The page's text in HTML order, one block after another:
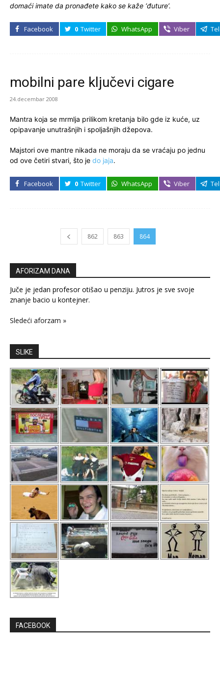
domaći imate da pronađete kako se kaže ‘đuture’.
Facebook 0 Twitter WhatsApp Viber
mobilni pare ključevi cigare
24.decembar 2008
Mantra koja se mrmlja prilikom kretanja bilo gde iz kuće, uz
opipavanje unutrašnjih i spoljašnjih džepova.
Majstori ove mantre nikada ne moraju da se vraćaju po jednu
od ove četiri stvari, što je do jaja.
Facebook 0 Twitter WhatsApp Viber
862 863 864
AFORIZAM DANA
Juče je jedan profesor otišao u penziju. Jutros je sve svoje
znanje bacio u kontejner.
Sledeći aforzam »
SLIKE
FACEBOOK